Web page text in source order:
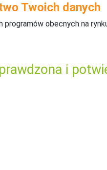
Twoich danych
obecnych na
i